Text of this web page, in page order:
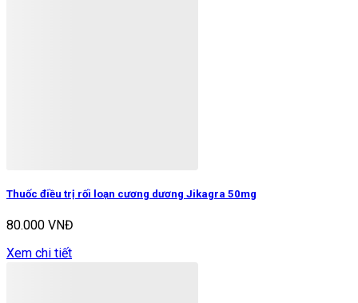
Thuốc điều trị rối loạn cương dương Jikagra 50mg
80.000 VNĐ
Xem chi tiết